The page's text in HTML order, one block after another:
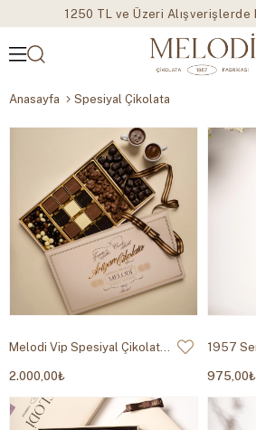
1250 TL ve Üzeri Alışverişlerde
Anasayfa Spesiyal Çikolata
Melodi Vip Spesiyal Çikolata 1000g
2.000,00₺ 975,00₺